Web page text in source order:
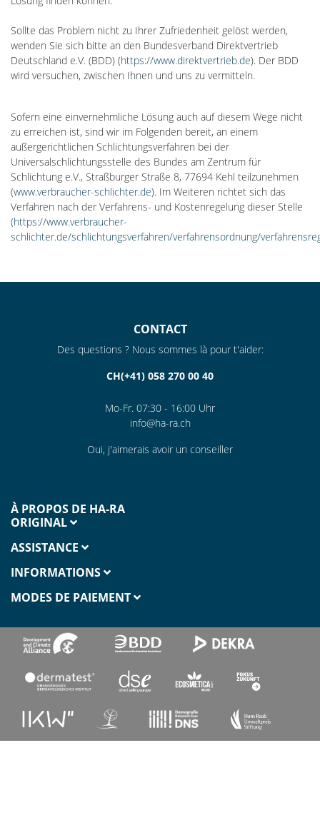
Sollte das Problem nicht zu Ihrer Zufriedenheit gelöst werden,
wenden Sie sich bitte an den Bundesverband Direktvertrieb
Deutschland e.V. (BDD) (https://www.direktvertrieb.de). Der BDD
wird versuchen, zwischen Ihnen und uns zu vermitteln.
Sofern eine einvernehmliche Lösung auch auf diesem Wege nicht
zu erreichen ist, sind wir im Folgenden bereit, an einem
außergerichtlichen Schlichtungsverfahren bei der
Universalschlichtungsstelle des Bundes am Zentrum für
Schlichtung e.V., Straßburger Straße 8, 77694 Kehl teilzunehmen
(www.verbraucher-schlichter.de). Im Weiteren richtet sich das
Verfahren nach der Verfahrens- und Kostenregelung dieser Stelle
(https://www.verbraucher-
schlichter.de/schlichtungsverfahren/verfahrensordnung/
CONTACT
Des questions ? Nous sommes là pour t'aider:
CH(+41) 058 270 00 40
Mo-Fr. 07:30 - 16:00 Uhr
info@ha-ra.ch
Oui, j'aimerais avoir un conseiller
À PROPOS DE HA-RA
ORIGINAL
ASSISTANCE
INFORMATIONS
MODES DE PAIEMENT